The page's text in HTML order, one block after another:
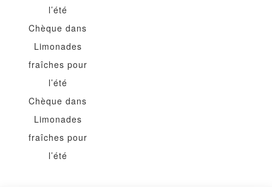
l’été
Chèque dans
Limonades
fraîches pour
l’été
Chèque dans
Limonades
fraîches pour
l’été